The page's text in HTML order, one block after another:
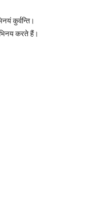
कुर्वन्ति।
करते हैं।